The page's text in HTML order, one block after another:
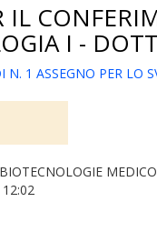
IL
I -
1 ASSEGNO PER